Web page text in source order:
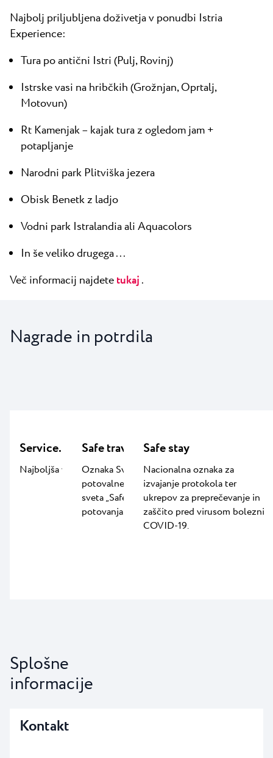
Najbolj priljubljena doživetja v ponudbi Istria
Experience:
Tura po antični Istri (Pulj, Rovinj)
Istrske vasi na hribčkih (Grožnjan, Oprtalj,
Motovun)
Rt Kamenjak – kajak tura z ogledom jam +
potapljanje
Narodni park Plitviška jezera
Obisk Benetk z ladjo
Vodni park Istralandia ali Aquacolors
In še veliko drugega ...
Več informacij najdetetukaj.
Nagrade in potrdila
Service.LAB
Najboljša vsebina za otroke
Safe travels
Oznaka Svetovnega
potovalnega in turističnega
sveta „Safe travels“ za varna
potovanja.
Safe stay
Nacionalna oznaka za
izvajanje protokola ter
ukrepov za preprečevanje in
zaščito pred virusom bolezni
COVID-19.
Splošne
informacije
Kontakt